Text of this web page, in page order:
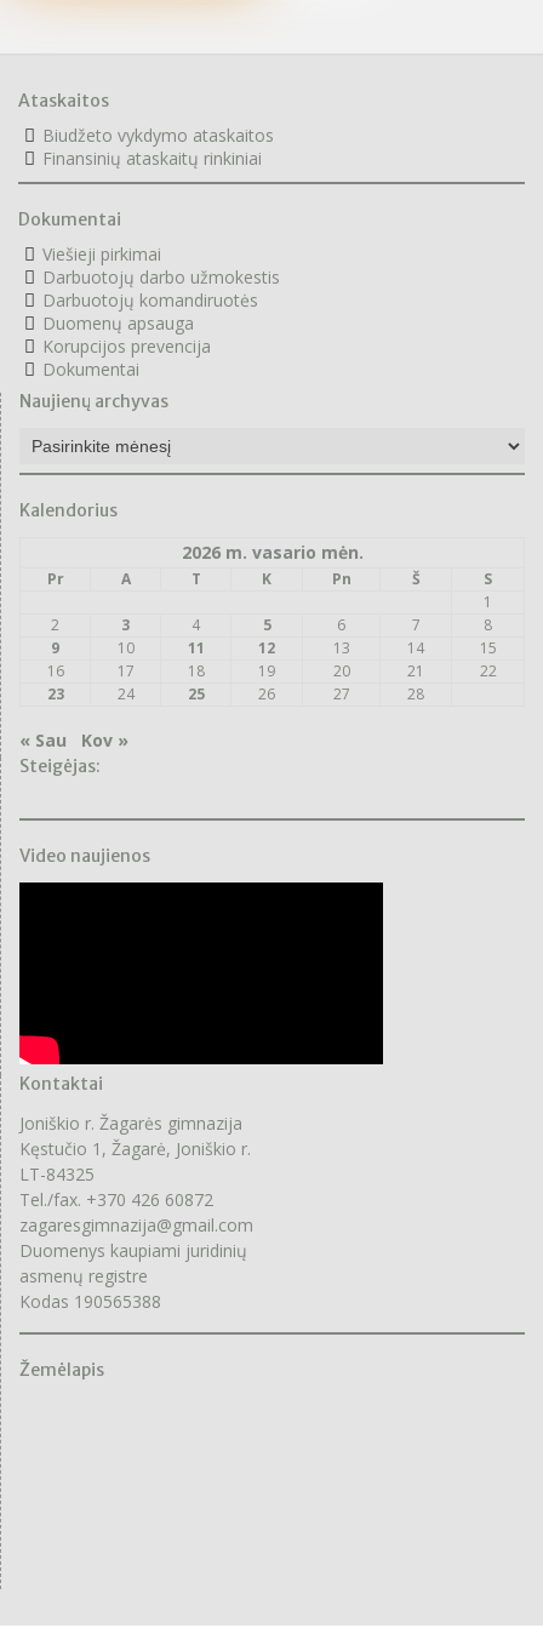
Ataskaitos
Biudžeto vykdymo ataskaitos
Finansinių ataskaitų rinkiniai
Dokumentai
Viešieji pirkimai
Darbuotojų darbo užmokestis
Darbuotojų komandiruotės
Duomenų apsauga
Korupcijos prevencija
Dokumentai
Naujienų archyvas
Naujienų
archyvas
Kalendorius
2026 m. vasario mėn.
Pr A T K Pn Š
S
1
2
3 4 5 6 7
8
9
10 11 12 13 14
15
16
17 18 19 20 21
22
23
24 25 26 27 28
« Sau Kov »
Steigėjas:
Video naujienos
Kontaktai
Joniškio r. Žagarės gimnazija
Kęstučio 1, Žagarė, Joniškio r.
LT-84325
Tel./fax. +370 426 60872
zagaresgimnazija@gmail.com
Duomenys kaupiami juridinių
asmenų registre
Kodas 190565388
Žemėlapis